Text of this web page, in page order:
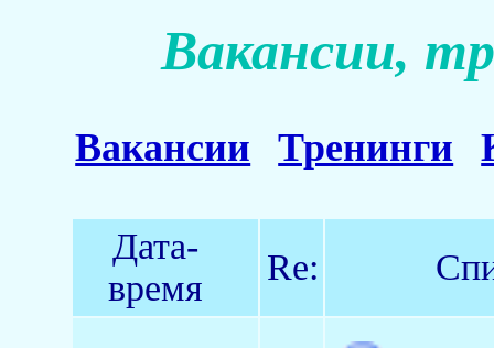
Вакансии,
Вакансии Тренинги
Дата-
время
Re: